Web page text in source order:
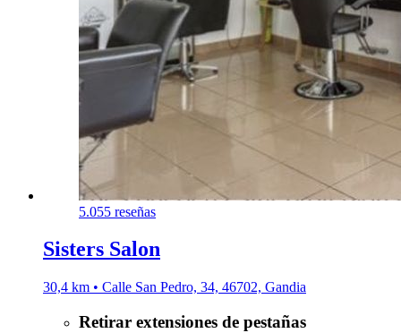
5.055 reseñas
Sisters Salon
30,4 km • Calle San Pedro, 34, 46702, Gandia
Retirar extensiones de pestañas